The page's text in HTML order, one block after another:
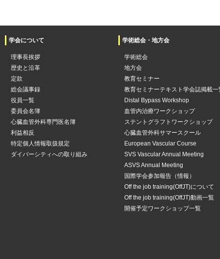
学会について
理事長挨拶
歴史と沿革
定款
総会議事録
役員一覧
委員会名簿
心臓血管外科専門医名簿
利益相反
特定個人情報取扱規定
ダイバーシティへの取り組み
学術総会・地方会
学術総会
地方会
教育セミナー
教育セミナーテキスト学会誌掲載一
Distal Bypass Workshop
血管内治療ワークショップ
ステントグラフトワークショップ
心臓血管外科サマースクール
European Vascular Course
SVS Vascular Annual Meeting
ASVS Annual Meeting
国際学会参加報告（情報）
Off the job training(OffJT)について
Off the job training(OffJT)動画一覧
開催予定ワークショップ一覧